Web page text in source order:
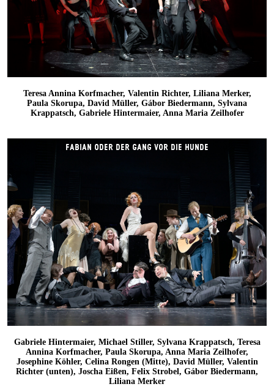
Teresa Annina Korfmacher, Valentin Richter, Liliana Merker,
Paula Skorupa, David Müller, Gábor Biedermann, Sylvana
Krappatsch, Gabriele Hintermaier, Anna Maria Zeilhofer
FABIAN ODER DER GANG VOR DIE HUNDE
Gabriele Hintermaier, Michael Stiller, Sylvana Krappatsch, Teresa
Annina Korfmacher, Paula Skorupa, Anna Maria Zeilhofer,
Josephine Köhler, Celina Rongen (Mitte), David Müller, Valentin
Richter (unten), Joscha Eißen, Felix Strobel, Gábor Biedermann,
Liliana Merker